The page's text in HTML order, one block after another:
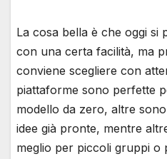
La cosa bella è che oggi si
con una certa facilità, ma
conviene scegliere con
piattaforme sono perfette
modello da zero, altre
idee già pronte, mentre
meglio per piccoli gruppi